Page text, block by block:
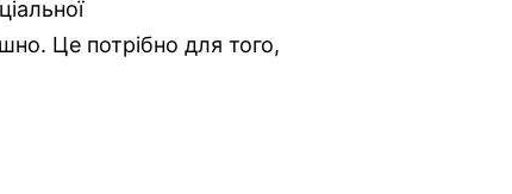
Це потрібно для того,